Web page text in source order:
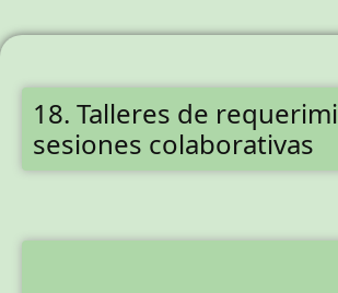
18. Talleres de
sesiones colaborativas